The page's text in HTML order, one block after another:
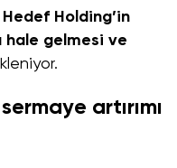
Hedef Holding’in
hale gelmesi ve
artırımı